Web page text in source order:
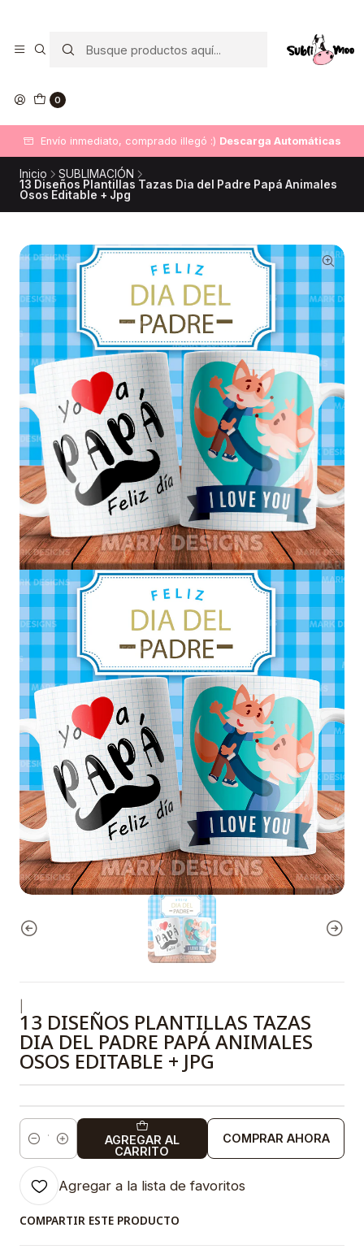
0
Envío inmediato, comprado illegó :) Descarga Automáticas
Inicio
SUBLIMACIÓN
13 Diseños Plantillas Tazas Dia del Padre Papá Animales
Osos Editable + Jpg
13 DISEÑOS PLANTILLAS TAZAS
DIA DEL PADRE PAPÁ ANIMALES
OSOS EDITABLE + JPG
Cantidad
AGREGAR AL
CARRITO
COMPRAR AHORA
Agregar a la lista de favoritos
COMPARTIR ESTE PRODUCTO